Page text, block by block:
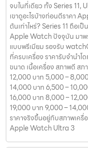
จบในที่เดียว ทั้ง Series 11,
เขาดูอะไรบ้างก่อนตีราคา
ต้นเท่าไหร่? Series 11 ถือเ
Apple Watch ปัจจุบัน มาพ
แบบพรีเมียม รองรับ
ที่ครบเครื่อง ราคารับจำนำ
ขนาด เนื้อเครื่อง สภาพดี ส
12,000 บาท 5,000 –
14,000 บาท 6,500 –
16,000 บาท 8,000 –
19,000 บาท 9,000 –
ราคาจริงขึ้นอยู่กับสภาพเครื่
Apple Watch Ultra 3